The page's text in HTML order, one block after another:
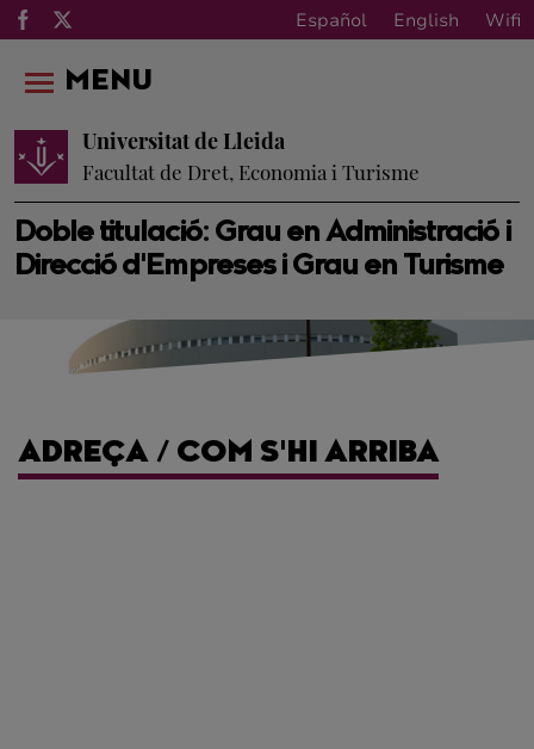
Español English Wifi
Doble titulació: Grau en Administració i
Direcció d'Empreses i Grau en Turisme
Universitat de Lleida
Facultat de Dret, Economia i Turisme
MENU
ADREÇA / COM S'HI ARRIBA